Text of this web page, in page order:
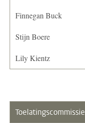
Finnegan Buck
Stijn Boere
Lily Kientz
Toelatingscommissie